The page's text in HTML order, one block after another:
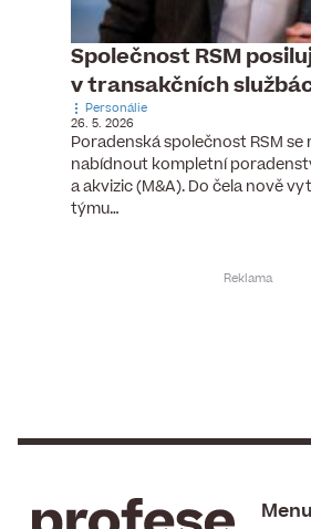
Společnost RSM
v transakčních
Personálie
26. 5. 2026
Poradenská společnost RSM se
nabídnout kompletní
a akvizic (M&A). Do čela nově
týmu…
Menu